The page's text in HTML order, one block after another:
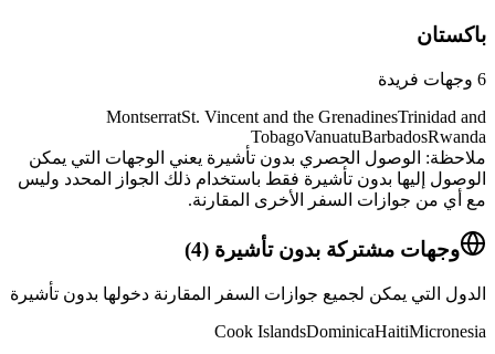
باكستان
6 وجهات فريدة
MontserratSt. Vincent and the GrenadinesTrinidad and
TobagoVanuatuBarbadosRwanda
ملاحظة: الوصول الحصري بدون تأشيرة يعني الوجهات التي يمكن
الوصول إليها بدون تأشيرة فقط باستخدام ذلك الجواز المحدد وليس
مع أي من جوازات السفر الأخرى المقارنة.
وجهات مشتركة بدون تأشيرة (
4
)
الدول التي يمكن لجميع جوازات السفر المقارنة دخولها بدون تأشيرة
Cook IslandsDominicaHaitiMicronesia